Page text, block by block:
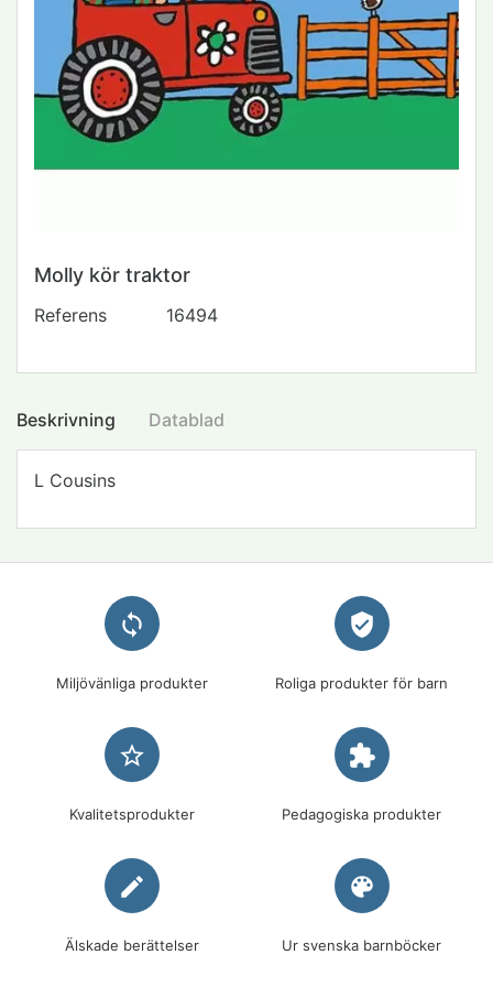
Molly kör traktor
Referens 16494
Beskrivning Datablad
L Cousins
loop
Miljövänliga produkter
verified_user
Roliga produkter för barn
star_border
Kvalitetsprodukter
extension
Pedagogiska produkter
edit
Älskade berättelser
palette
Ur svenska barnböcker